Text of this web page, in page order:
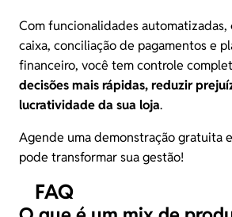
Com funcionalidades
caixa, conciliação de pagamentos e
financeiro, você tem controle
decisões mais rápidas, reduzir
lucratividade da sua loja.
Agende uma demonstração gratuita
pode transformar sua gestão!
FAQ